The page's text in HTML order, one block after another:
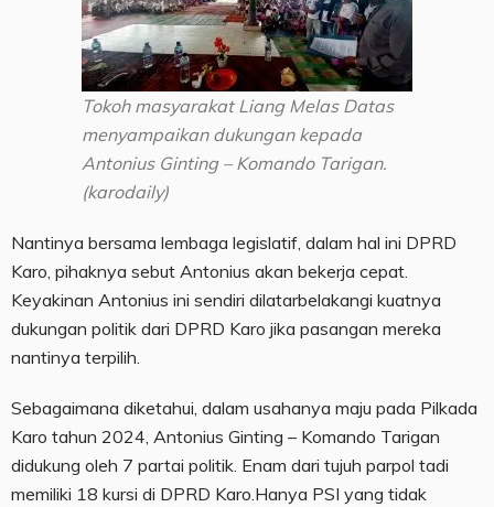
Tokoh masyarakat Liang Melas Datas
menyampaikan dukungan kepada
Antonius Ginting – Komando Tarigan.
(karodaily)
Nantinya bersama lembaga legislatif, dalam hal ini DPRD
Karo, pihaknya sebut Antonius akan bekerja cepat.
Keyakinan Antonius ini sendiri dilatarbelakangi kuatnya
dukungan politik dari DPRD Karo jika pasangan mereka
nantinya terpilih.
Sebagaimana diketahui, dalam usahanya maju pada Pilkada
Karo tahun 2024, Antonius Ginting – Komando Tarigan
didukung oleh 7 partai politik. Enam dari tujuh parpol tadi
memiliki 18 kursi di DPRD Karo.Hanya PSI yang tidak